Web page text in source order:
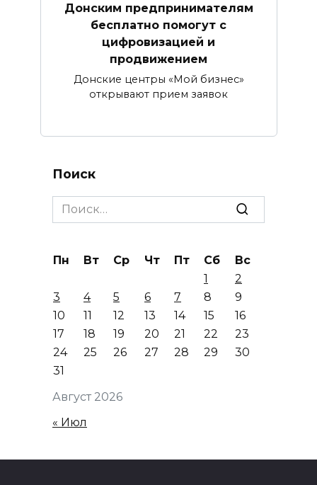
Донским предпринимателям
бесплатно помогут с
цифровизацией и
продвижением
Донские центры «Мой бизнес»
открывают прием заявок
Поиск
Search
for:
Август 2026
Пн Вт Ср Чт Пт Сб
Вс
1
2
3
4 5 6 7 8
9
10
11 12 13 14 15
16
17
18 19 20 21 22
23
24
25 26 27 28 29
30
31
« Июл